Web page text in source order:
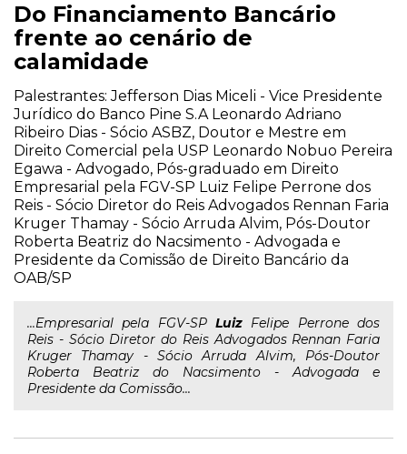
Do Financiamento Bancário
frente ao cenário de
calamidade
Palestrantes: Jefferson Dias Miceli - Vice Presidente
Jurídico do Banco Pine S.A Leonardo Adriano
Ribeiro Dias - Sócio ASBZ, Doutor e Mestre em
Direito Comercial pela USP Leonardo Nobuo Pereira
Egawa - Advogado, Pós-graduado em Direito
Empresarial pela FGV-SP Luiz Felipe Perrone dos
Reis - Sócio Diretor do Reis Advogados Rennan Faria
Kruger Thamay - Sócio Arruda Alvim, Pós-Doutor
Roberta Beatriz do Nacsimento - Advogada e
Presidente da Comissão de Direito Bancário da
OAB/SP
...Empresarial pela FGV-SP Luiz Felipe Perrone dos
Reis - Sócio Diretor do Reis Advogados Rennan Faria
Kruger Thamay - Sócio Arruda Alvim, Pós-Doutor
Roberta Beatriz do Nacsimento - Advogada e
Presidente da Comissão...